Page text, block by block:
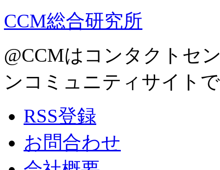
CCM総合研究所
@CCMはコンタクトセ
ンコミュニティサイト
RSS登録
お問合わせ